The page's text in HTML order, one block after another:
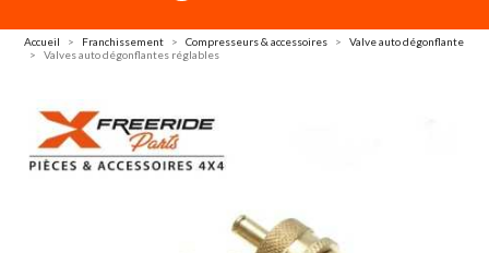
Accueil Franchissement Compresseurs & accessoires
Valve auto dégonflante
Valves auto dégonflantes réglables